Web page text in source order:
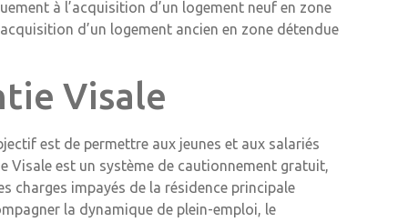
à l’acquisition d’un logement neuf en zone
d’un logement ancien en zone détendue
Visale
est de permettre aux jeunes et aux salariés
Visale est un système de cautionnement gratuit,
charges impayés de la résidence principale
la dynamique de plein-emploi, le